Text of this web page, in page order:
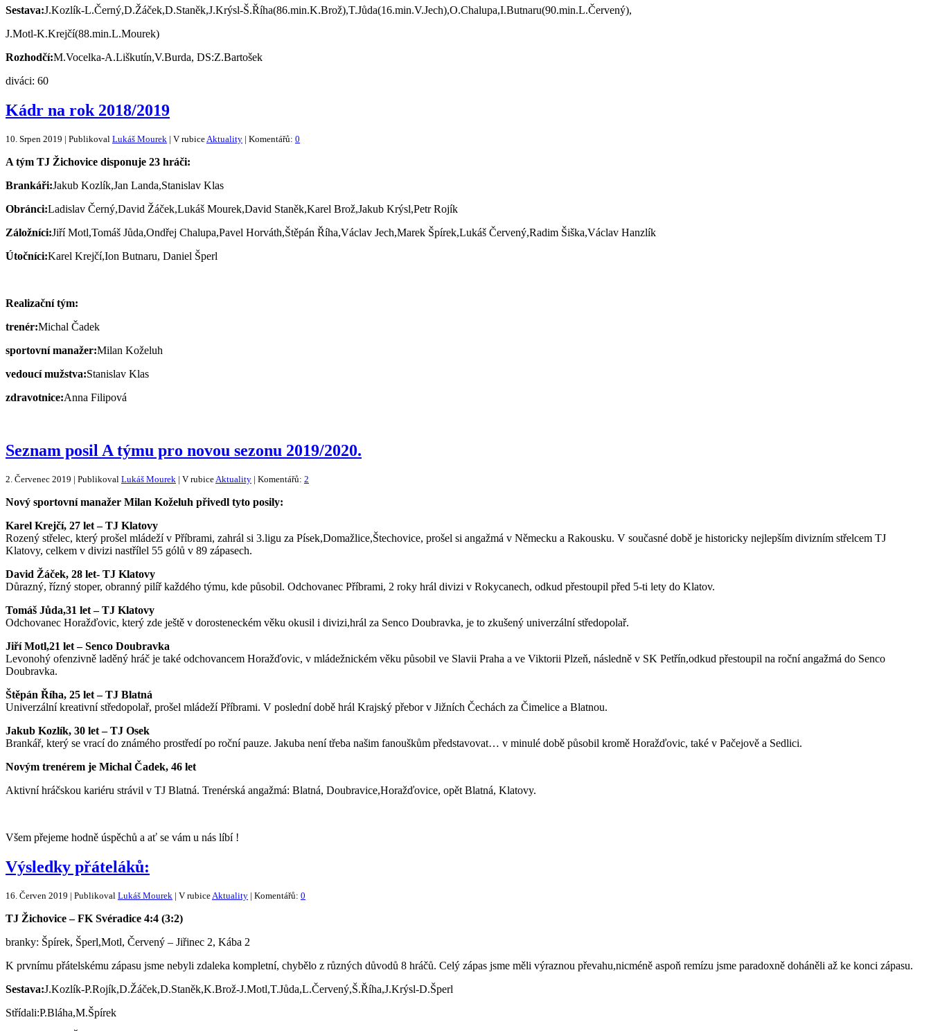
Sestava:J.Kozlík-L.Černý,D.Žáček,D.Staněk,J.Krýsl-Š.Říha(86.min.K.Brož),T.Jůda(16.min.V.Jech),O.Chalupa,I.Butnaru(90.min.L.Červený),
J.Motl-K.Krejčí(88.min.L.Mourek)
Rozhodčí:M.Vocelka-A.Liškutín,V.Burda, DS:Z.Bartošek
diváci: 60
Kádr na rok 2018/2019
10. Srpen 2019 | Publikoval Lukáš Mourek | V rubice Aktuality | Komentářů: 0
A tým TJ Žichovice disponuje 23 hráči:
Brankáři:Jakub Kozlík,Jan Landa,Stanislav Klas
Obránci:Ladislav Černý,David Žáček,Lukáš Mourek,David Staněk,Karel Brož,Jakub Krýsl,Petr Rojík
Záložníci:Jiří Motl,Tomáš Jůda,Ondřej Chalupa,Pavel Horváth,Štěpán Říha,Václav Jech,Marek Špírek,Lukáš Červený,Radim Šiška,Václav Hanzlík
Útočníci:Karel Krejčí,Ion Butnaru, Daniel Šperl
Realizační tým:
trenér:Michal Čadek
sportovní manažer:Milan Koželuh
vedoucí mužstva:Stanislav Klas
zdravotnice:Anna Filipová
Seznam posil A týmu pro novou sezonu 2019/2020.
2. Červenec 2019 | Publikoval Lukáš Mourek | V rubice Aktuality | Komentářů: 2
Nový sportovní manažer Milan Koželuh přivedl tyto posily:
Karel Krejčí, 27 let – TJ Klatovy
Rozený střelec, který prošel mládeží v Příbrami, zahrál si 3.ligu za Písek,Domažlice,Štechovice, prošel si angažmá v Německu a Rakousku. V současné době je historicky nejlepším divizním střelcem TJ
Klatovy, celkem v divizi nastřílel 55 gólů v 89 zápasech.
David Žáček, 28 let- TJ Klatovy
Důrazný, řízný stoper, obranný pilíř každého týmu, kde působil. Odchovanec Příbrami, 2 roky hrál divizi v Rokycanech, odkud přestoupil před 5-ti lety do Klatov.
Tomáš Jůda,31 let – TJ Klatovy
Odchovanec Horažďovic, který zde ještě v dorosteneckém věku okusil i divizi,hrál za Senco Doubravka, je to zkušený univerzální středopolař.
Jiří Motl,21 let – Senco Doubravka
Levonohý ofenzivně laděný hráč je také odchovancem Horažďovic, v mládežnickém věku působil ve Slavii Praha a ve Viktorii Plzeň, následně v SK Petřín,odkud přestoupil na roční angažmá do Senco
Doubravka.
Štěpán Říha, 25 let – TJ Blatná
Univerzální kreativní středopolař, prošel mládeží Příbrami. V poslední době hrál Krajský přebor v Jižních Čechách za Čimelice a Blatnou.
Jakub Kozlík, 30 let – TJ Osek
Brankář, který se vrací do známého prostředí po roční pauze. Jakuba není třeba našim fanouškům představovat… v minulé době působil kromě Horažďovic, také v Pačejově a Sedlici.
Novým trenérem je Michal Čadek, 46 let
Aktivní hráčskou kariéru strávil v TJ Blatná. Trenérská angažmá: Blatná, Doubravice,Horažďovice, opět Blatná, Klatovy.
Všem přejeme hodně úspěchů a ať se vám u nás líbí !
Výsledky přáteláků:
16. Červen 2019 | Publikoval Lukáš Mourek | V rubice Aktuality | Komentářů: 0
TJ Žichovice – FK Svéradice 4:4 (3:2)
branky: Špírek, Šperl,Motl, Červený – Jiřinec 2, Kába 2
K prvnímu přátelskému zápasu jsme nebyli zdaleka kompletní, chybělo z různých důvodů 8 hráčů. Celý zápas jsme měli výraznou převahu,nicméně aspoň remízu jsme paradoxně doháněli až ke konci zápasu.
Sestava:J.Kozlík-P.Rojík,D.Žáček,D.Staněk,K.Brož-J.Motl,T.Jůda,L.Červený,Š.Říha,J.Krýsl-D.Šperl
Střídali:P.Bláha,M.Špírek